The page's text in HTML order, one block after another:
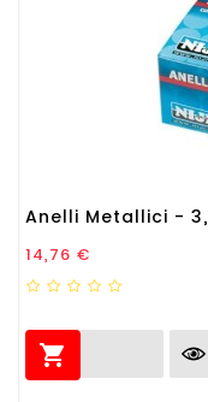
Anelli Metallici -
Prezzo
14,76 €
